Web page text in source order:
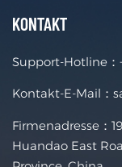
KONTAKT
Support-Hotline：
Kontakt-E-Mail：
Firmenadresse：
Huandao East